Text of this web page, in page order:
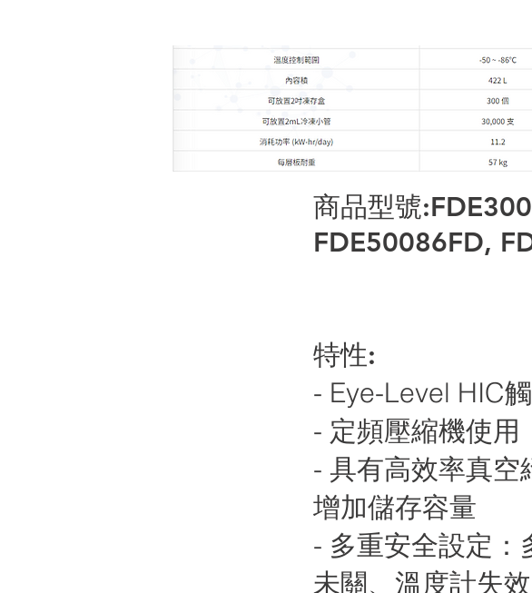
商品型號
FDE50086FD,
特性:
- Eye-Level HIC
- 定頻壓縮機使用
- 具有高效率真空
增加儲存容量
- 多重安全設定：
未關、溫度計失